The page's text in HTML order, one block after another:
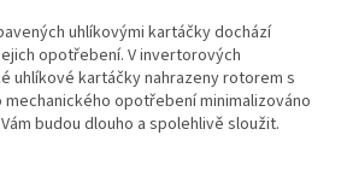
uhlíkovými kartáčky dochází
opotřebení. V invertorových
uhlíkové kartáčky nahrazeny rotorem s
opotřebení minimalizováno
budou dlouho a spolehlivě sloužit.